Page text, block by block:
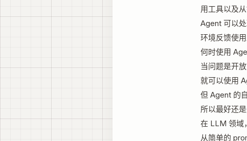
用工具以及
Agent 可以
环境反馈使
何时使用
当问题是开
就可以使用
但 Agent 的
所以最好还
在 LLM 领域
从简单的